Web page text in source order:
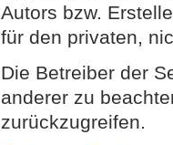
Autors bzw.
für den privaten,
Die Betreiber der
anderer zu
zurückzugreifen.